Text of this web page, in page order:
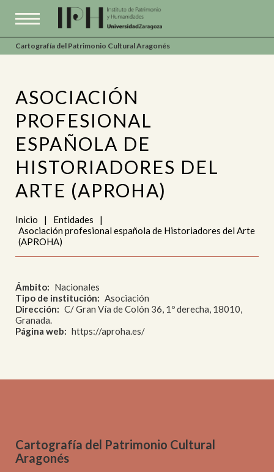
Cartografía del Patrimonio Cultural Aragonés
ASOCIACIÓN
PROFESIONAL
ESPAÑOLA DE
HISTORIADORES DEL
ARTE (APROHA)
Inicio | Entidades
|
Asociación profesional española de Historiadores del Arte
(APROHA)
Ámbito
Nacionales
Tipo de institución
Asociación
Dirección
C/ Gran Vía de Colón 36, 1º derecha, 18010,
Granada.
Página web
https://aproha.es/
Cartografía del Patrimonio Cultural
Aragonés